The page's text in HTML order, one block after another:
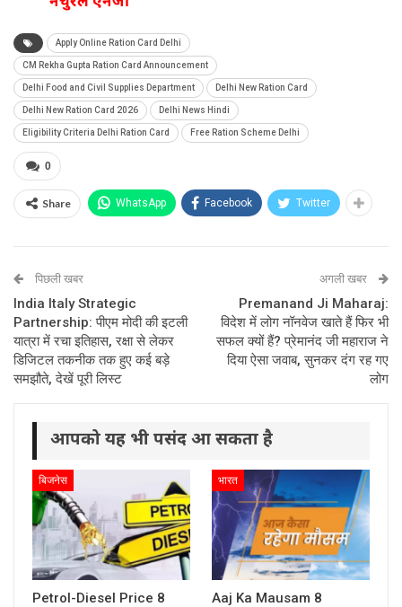
Apply Online Ration Card Delhi
CM Rekha Gupta Ration Card Announcement
Delhi Food and Civil Supplies Department Delhi New Ration Card
Delhi New Ration Card 2026 Delhi News Hindi
Eligibility Criteria Delhi Ration Card Free Ration Scheme Delhi
0
Share WhatsApp Facebook Twitter
पिछली खबर
India Italy Strategic
Partnership: पीएम मोदी की इटली
यात्रा में रचा इतिहास, रक्षा से लेकर
डिजिटल तकनीक तक हुए कई बड़े
समझौते, देखें पूरी लिस्ट
अगली खबर
Premanand Ji Maharaj:
विदेश में लोग नॉनवेज खाते हैं फिर भी
सफल क्यों हैं? प्रेमानंद जी महाराज ने
दिया ऐसा जवाब, सुनकर दंग रह गए
लोग
आपको यह भी पसंद आ सकता है
बिजनेस
Petrol-Diesel Price 8
भारत
Aaj Ka Mausam 8